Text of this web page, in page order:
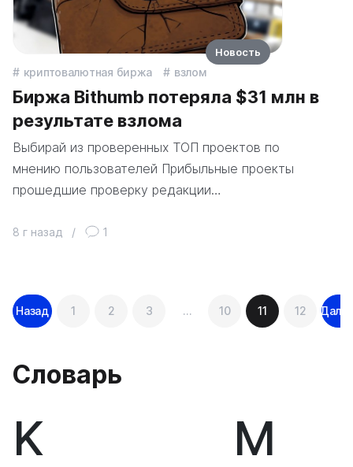
криптовалютная биржа взлом
Биржа Bithumb потеряла $31 млн в
результате взлома
Выбирай из проверенных ТОП проектов по
мнению пользователей Прибыльные проекты
прошедшие проверку редакции…
8 г назад / 1
Новость
Навигация
по
Назад 1 2 3 … 10 11 12
Словарь
K М